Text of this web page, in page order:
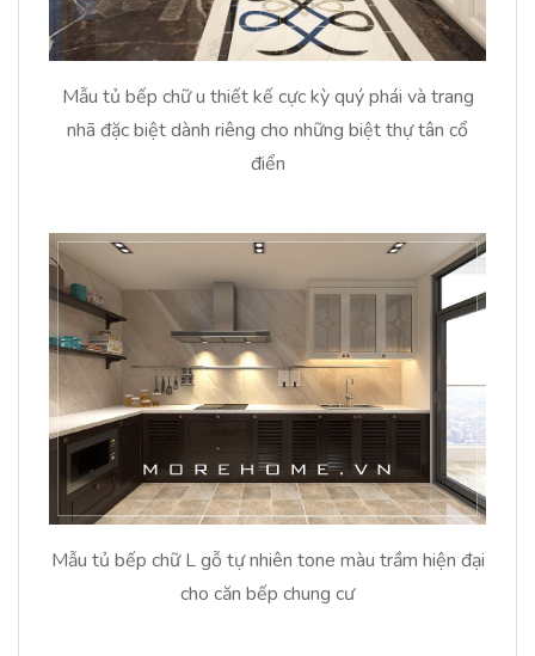
Mẫu tủ bếp chữ u thiết kế cực kỳ quý phái và trang
nhã đặc biệt dành riêng cho những biệt thự tân cổ
điển
Mẫu tủ bếp chữ L gỗ tự nhiên tone màu trầm hiện đại
cho căn bếp chung cư